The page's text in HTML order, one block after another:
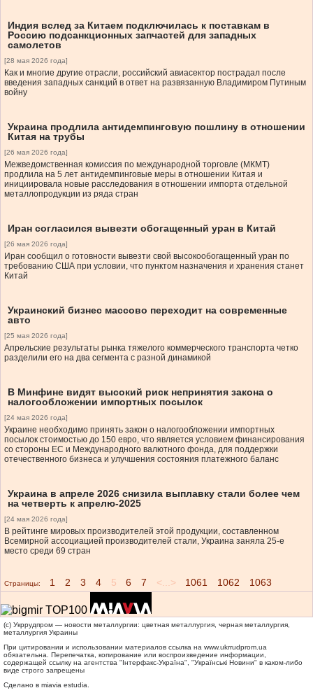
Индия вслед за Китаем подключилась к поставкам в
Россию подсанкционных запчастей для западных
самолетов
[28 мая 2026 года]
Как и многие другие отрасли, российский авиасектор пострадал после
введения западных санкций в ответ на развязанную Владимиром Путиным
войну
Украина продлила антидемпинговую пошлину в отношении
Китая на трубы
[26 мая 2026 года]
Межведомственная комиссия по международной торговле (МКМТ)
продлила на 5 лет антидемпинговые меры в отношении Китая и
инициировала новые расследования в отношении импорта отдельной
металлопродукции из ряда стран
Иран согласился вывезти обогащенный уран в Китай
[26 мая 2026 года]
Иран сообщил о готовности вывезти свой высокообогащенный уран по
требованию США при условии, что пунктом назначения и хранения станет
Китай
Украинский бизнес массово переходит на современные
авто
[25 мая 2026 года]
Апрельские результаты рынка тяжелого коммерческого транспорта четко
разделили его на два сегмента с разной динамикой
В Минфине видят высокий риск непринятия закона о
налогообложении импортных посылок
[24 мая 2026 года]
Украине необходимо принять закон о налогообложении импортных
посылок стоимостью до 150 евро, что является условием финансирования
со стороны ЕС и Международного валютного фонда, для поддержки
отечественного бизнеса и улучшения состояния платежного баланс
Украина в апреле 2026 снизила выплавку стали более чем
на четверть к апрелю-2025
[24 мая 2026 года]
В рейтинге мировых производителей этой продукции, составленном
Всемирной ассоциацией производителей стали, Украина заняла 25-е
место среди 69 стран
Страницы: 1 2 3 4 5 6 7 <...> 1061 1062 1063
(c) Укррудпром — новости металлургии: цветная металлургия, черная металлургия,
металлургия Украины
При цитировании и использовании материалов ссылка на www.ukrrudprom.ua
обязательна. Перепечатка, копирование или воспроизведение информации,
содержащей ссылку на агентства "Iнтерфакс-Україна", "Українськi Новини" в каком-либо
виде строго запрещены
Сделано в miavia estudia.